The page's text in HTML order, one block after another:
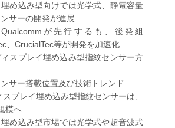
め込み型向けでは光学式、静電容量
サーの開発が進展
が先行するも、後発組
、CrucialTec等が開発を加速化
スプレイ埋め込み型指紋センサー方
サー搭載位置及び技術トレンド
プレイ埋め込み型指紋センサーは、
模へ
め込み型市場では光学式や超音波式